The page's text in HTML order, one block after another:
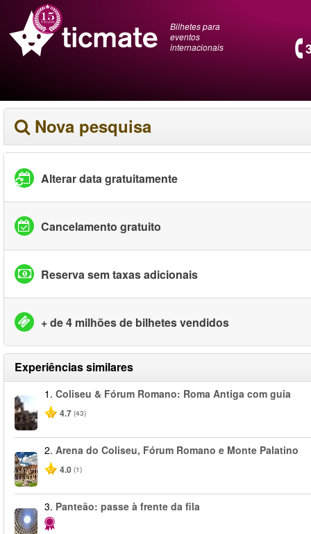
Bilhetes para
eventos
internacionais
Nova pesquisa
Alterar data gratuitamente
Cancelamento gratuito
Reserva sem taxas adicionais
+ de 4 milhões de bilhetes vendidos
Experiências similares
1. Coliseu & Fórum Romano: Roma Antiga com guia
4.7 (43)
2. Arena do Coliseu, Fórum Romano e Monte Palatino
4.0 (1)
3. Panteão: passe à frente da fila